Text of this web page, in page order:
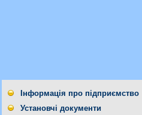
Інформація про підприємство
Установчі документи